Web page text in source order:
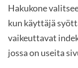
Hakukone
kun käyttäjä
vaikeuttavat
jossa on useita